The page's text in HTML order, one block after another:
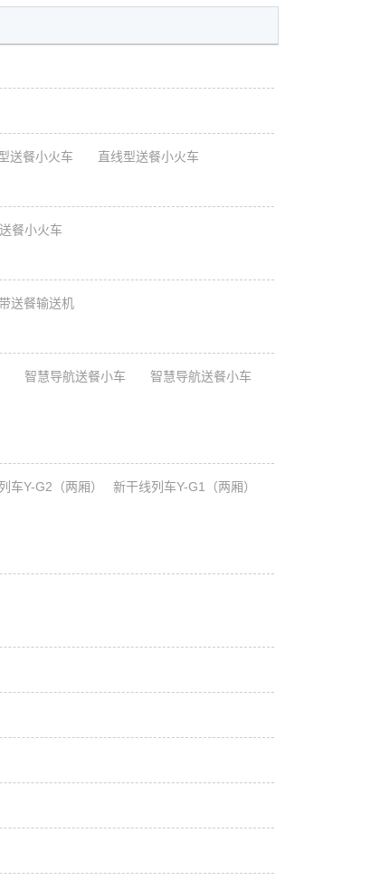
送餐小火车 直线型送餐小火车
餐小火车
送餐输送机
智慧导航送餐小车
智慧导航送餐小车
车Y-G2（两厢）
新干线列车Y-G1（两厢）